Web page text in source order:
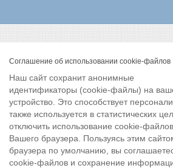
Соглашение об использовании cookie-файлов
Наш сайт сохранит анонимные
идентификаторы (cookie-файлы) на
устройство. Это способствует
также используется в статистических
отключить использование cookie-
Вашего браузера. Пользуясь этим
браузера по умолчанию, вы
cookie-файлов и сохранение